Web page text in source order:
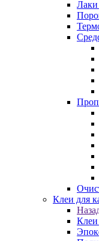
Лаки
Клеи для
Клеи